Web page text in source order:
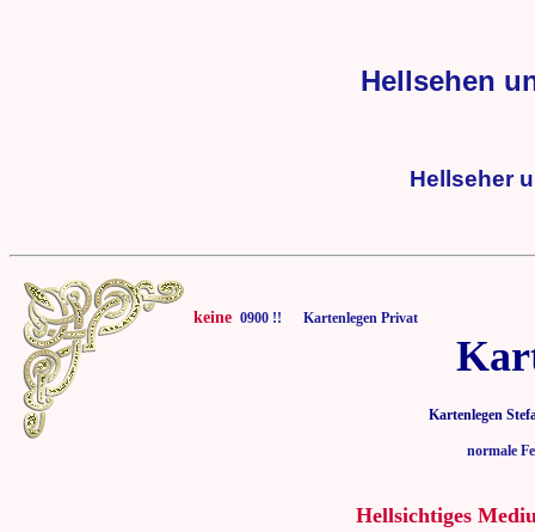
Hellsehen
Hellseher
keine 0900 !! Kartenlegen Privat
Kartenlegen
normale
Hellsichtiges